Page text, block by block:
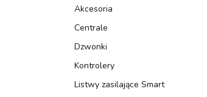
Akcesoria
Centrale
Dzwonki
Kontrolery
Listwy zasilające Smart